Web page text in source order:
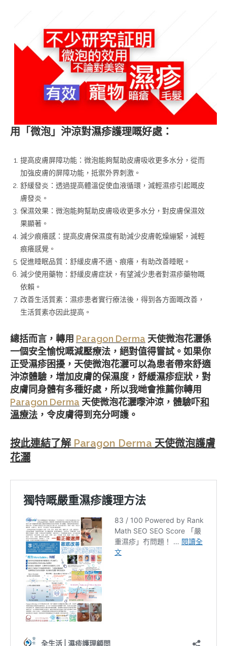
用「微泡」沖涼對濕疹護理嘅好處：
提高皮膚屏障功能：微泡能夠幫助皮膚吸收更多水分，從而
加強皮膚的屏障功能，抵禦外界刺激。
舒緩發炎：透過提高體溫促使血液循環，減輕濕疹引起嘅皮
膚發炎。
保濕效果：微泡能夠幫助皮膚吸收更多水分，對皮膚保濕效
果顯著。
減少痕癢感：提高皮膚保濕度有助減少皮膚乾燥繃緊，減輕
痕癢感覺。
促進睡眠品質：舒緩皮膚不適、痕癢，有助改善睡眠。
減少使用藥物：舒緩皮膚症狀，有望減少患者對濕疹藥物嘅
依賴。
改善生活質素：濕疹患者實行療法後，得到各方面嘅改善，
生活質素亦因此提高。
總括而言，轉用 Paragon Derma 天使微泡花灑係
一個安全愉悅嘅減壓療法，絕對值得嘗試。如果你
正受濕疹困擾，天使微泡花灑可以為患者帶來舒適
沖涼體驗，增加皮膚的保濕度，舒緩濕疹症狀，對
皮膚同身體有多種好處，所以我哋會推薦你轉用
Paragon Derma 天使微泡花灑嚟沖涼，體驗吓和
溫療法 ，令皮膚得到充分呵護。
按此連結了解 Paragon Derma 天使微泡護膚
花灑